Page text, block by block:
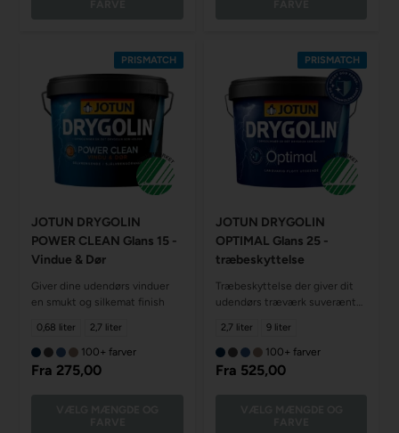
PRISMATCH
JOTUN DRYGOLIN
POWER CLEAN Glans 15 -
Vindue & Dør
Giver dine udendørs vinduer
en smukt og silkemat finish
0,68 liter 2,7 liter
100+ farver
Fra 275,00
PRISMATCH
JOTUN DRYGOLIN
OPTIMAL Glans 25 -
træbeskyttelse
Træbeskyttelse der giver dit
udendørs træværk suverænt
2,7 liter 9 liter
100+ farver
Fra 525,00